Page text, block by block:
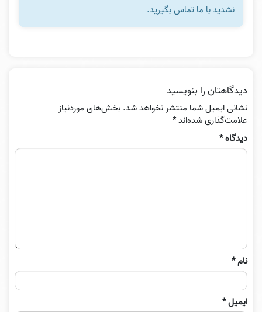
نشدید با ما تماس بگیرید.
دیدگاهتان را بنویسید
نشانی ایمیل شما منتشر نخواهد شد. بخش‌های موردنیاز
علامت‌گذاری شده‌اند*
دیدگاه*
نام*
ایمیل*